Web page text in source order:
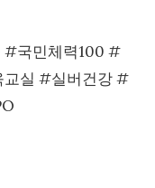
#국민체력100 #
교실 #실버건강 #